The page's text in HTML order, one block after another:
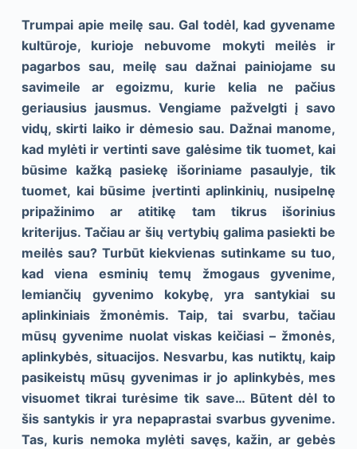
Trumpai apie meilę sau. Gal todėl, kad gyvename
kultūroje, kurioje nebuvome mokyti meilės ir
pagarbos sau, meilę sau dažnai painiojame su
savimeile ar egoizmu, kurie kelia ne pačius
geriausius jausmus. Vengiame pažvelgti į savo
vidų, skirti laiko ir dėmesio sau. Dažnai manome,
kad mylėti ir vertinti save galėsime tik tuomet, kai
būsime kažką pasiekę išoriniame pasaulyje, tik
tuomet, kai būsime įvertinti aplinkinių, nusipelnę
pripažinimo ar atitikę tam tikrus išorinius
kriterijus. Tačiau ar šių vertybių galima pasiekti be
meilės sau? Turbūt kiekvienas sutinkame su tuo,
kad viena esminių temų žmogaus gyvenime,
lemiančių gyvenimo kokybę, yra santykiai su
aplinkiniais žmonėmis. Taip, tai svarbu, tačiau
mūsų gyvenime nuolat viskas keičiasi – žmonės,
aplinkybės, situacijos. Nesvarbu, kas nutiktų, kaip
pasikeistų mūsų gyvenimas ir jo aplinkybės, mes
visuomet tikrai turėsime tik save… Būtent dėl to
šis santykis ir yra nepaprastai svarbus gyvenime.
Tas, kuris nemoka mylėti savęs, kažin, ar gebės